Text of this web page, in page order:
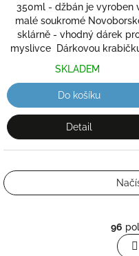
350ml - džbán je vyroben
malé soukromé
sklárně - vhodný dárek
myslivce Dárkovou
SKLADEM
Do košíku
Detail
96